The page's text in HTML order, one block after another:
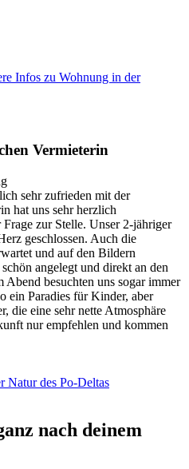
Infos zu Wohnung in der
Vermieterin
sehr zufrieden mit der
hat uns sehr herzlich
zur Stelle. Unser 2-jähriger
geschlossen. Auch die
und auf den Bildern
angelegt und direkt an den
Abend besuchten uns sogar immer
ein Paradies für Kinder, aber
die eine sehr nette Atmosphäre
nur empfehlen und kommen
Natur des Po-Deltas
nach deinem